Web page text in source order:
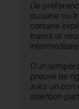
De
douane ou
certaine
transit et
intermédiaire.
D'un
preuve de
avez un bon
attention